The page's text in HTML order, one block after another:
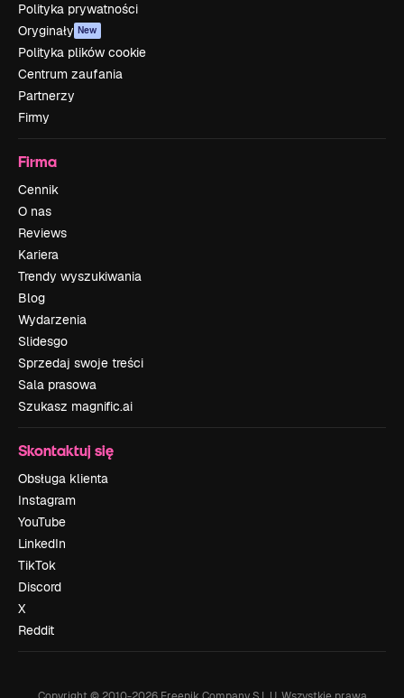
Polityka prywatności
Oryginały New
Polityka plików cookie
Centrum zaufania
Partnerzy
Firmy
Firma
Cennik
O nas
Reviews
Kariera
Trendy wyszukiwania
Blog
Wydarzenia
Slidesgo
Sprzedaj swoje treści
Sala prasowa
Szukasz magnific.ai
Skontaktuj się
Obsługa klienta
Instagram
YouTube
LinkedIn
TikTok
Discord
X
Reddit